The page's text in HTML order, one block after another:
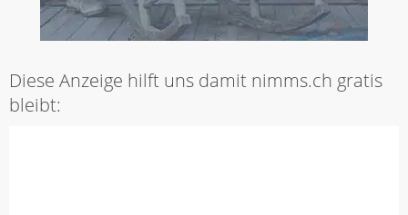
Diese Anzeige hilft uns damit nimms.ch gratis
bleibt: